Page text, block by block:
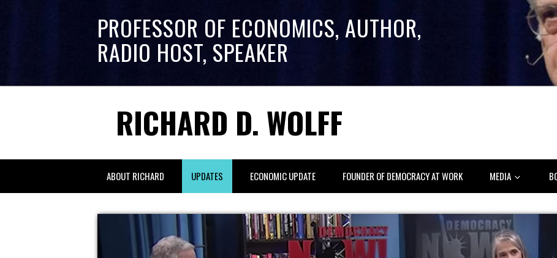
PROFESSOR OF ECONOMICS, AUTHOR,
RADIO HOST, SPEAKER
RICHARD D. WOLFF
ABOUT RICHARD UPDATES ECONOMIC UPDATE FOUNDER OF DEMOCRACY AT WORK MEDIA